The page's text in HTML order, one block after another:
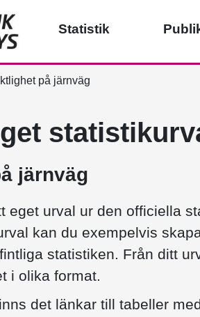
Statistik
på järnväg
järnväg
eget urval ur den officiella
kan du exempelvis
statistiken. Från ditt
i olika format.
det länkar till tabeller